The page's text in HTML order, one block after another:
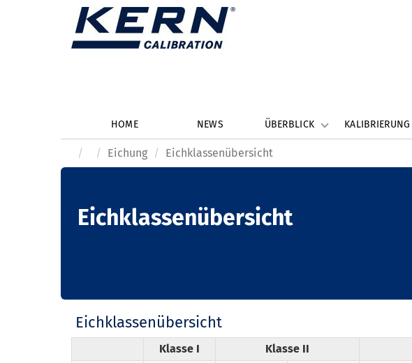
HOME NEWS ÜBERBLICK KALIBRIERUNG
Eichung Eichklassenübersicht
Eichklassenübersicht
Eichklassenübersicht
Klasse I Klasse II